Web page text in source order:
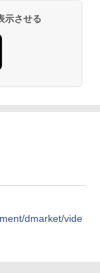
示させる
dmarket/vide